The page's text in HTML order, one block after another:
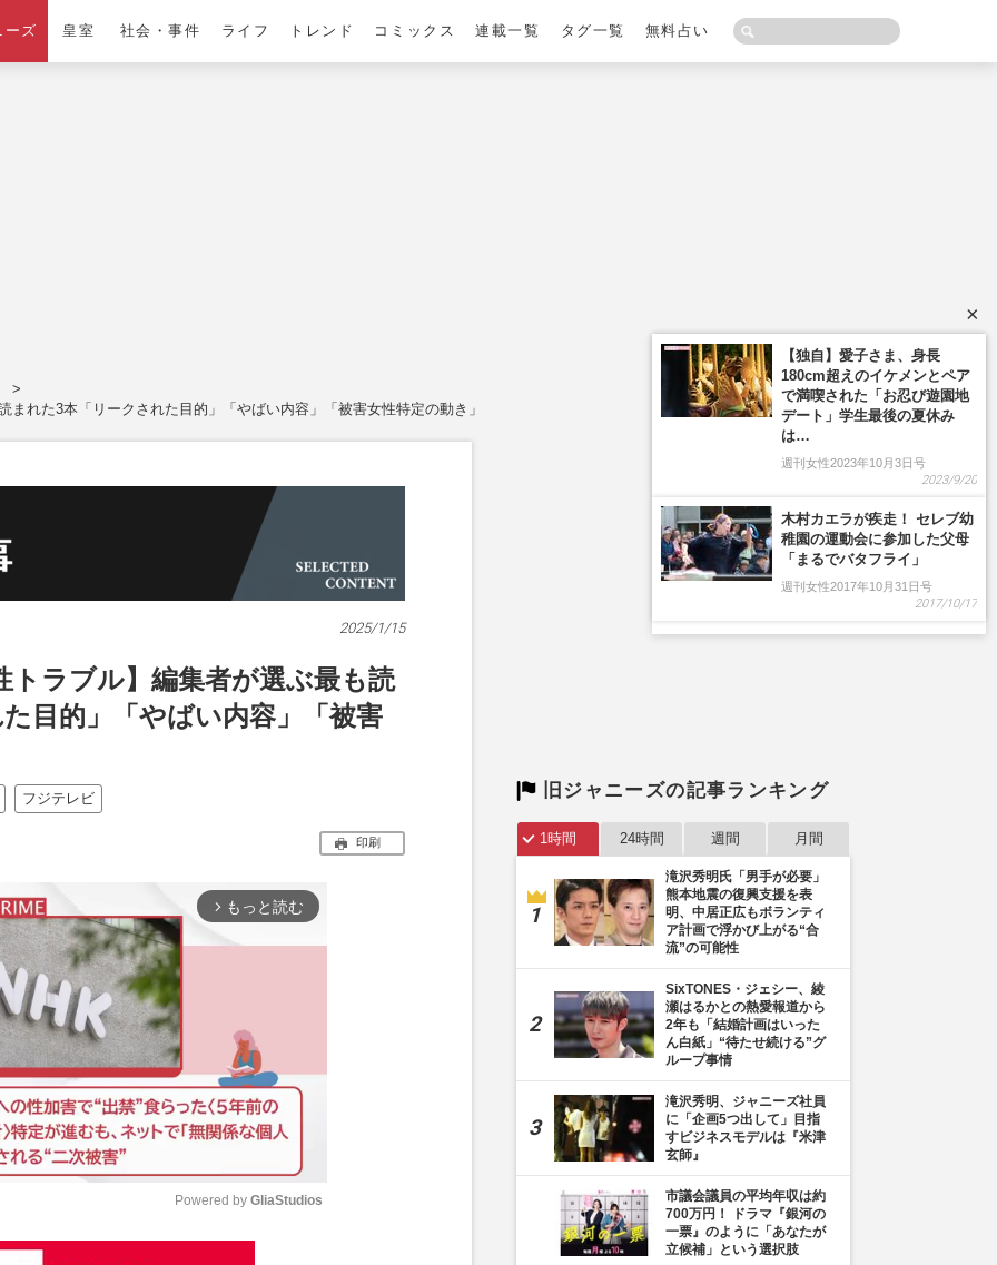
ーズ 皇室 社会・事件 ライフ トレンド コミックス 連載一覧 タグ一覧 無料占い
れた3本「リークされた目的」「やばい内容」「被害女性特定の動き」
2025/1/15
トラブル】編集者が選ぶ最も読
目的」「やばい内容」「被害
フジテレビ
印刷
arrow_forward_ios もっと読む
Powered by GliaStudios
旧ジャニーズの記事ランキング
1時間 24時間 週間 月間
滝沢秀明氏「男手が必要」
熊本地震の復興支援を表
明、中居正広もボランティ
ア計画で浮かび上がる“合
流”の可能性
SixTONES・ジェシー、綾
瀬はるかとの熱愛報道から
2年も「結婚計画はいった
ん白紙」“待たせ続ける”グ
ループ事情
滝沢秀明、ジャニーズ社員
に「企画5つ出して」目指
すビジネスモデルは『米津
玄師』
市議会議員の平均年収は約
700万円！ ドラマ『銀河の
一票』のように「あなたが
立候補」という選択肢
×
【独自】愛子さま、身長
180cm超えのイケメンとペア
で満喫された「お忍び遊園地
デート」学生最後の夏休み
は…
週刊女性2023年10月3日号
2023/9/20
木村カエラが疾走！ セレブ幼
稚園の運動会に参加した父母
「まるでバタフライ」
週刊女性2017年10月31日号
2017/10/17